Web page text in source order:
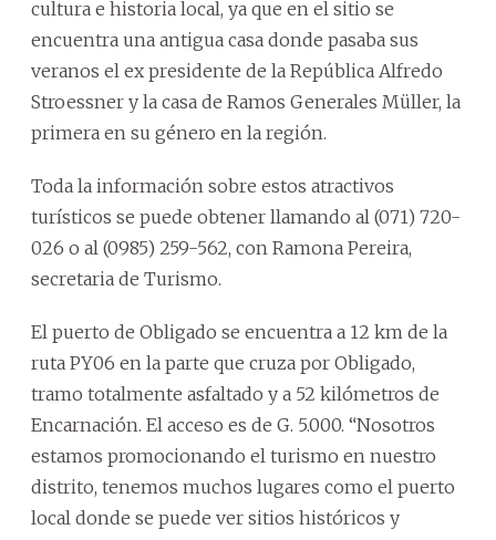
cultura e historia local, ya que en el sitio se
encuentra una antigua casa donde pasaba sus
veranos el ex presidente de la República Alfredo
Stroessner y la casa de Ramos Generales Müller, la
primera en su género en la región.
Toda la información sobre estos atractivos
turísticos se puede obtener llamando al (071) 720-
026 o al (0985) 259-562, con Ramona Pereira,
secretaria de Turismo.
El puerto de Obligado se encuentra a 12 km de la
ruta PY06 en la parte que cruza por Obligado,
tramo totalmente asfaltado y a 52 kilómetros de
Encarnación. El acceso es de G. 5.000. “Nosotros
estamos promocionando el turismo en nuestro
distrito, tenemos muchos lugares como el puerto
local donde se puede ver sitios históricos y